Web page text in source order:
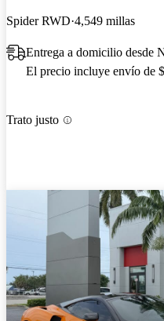
Spider RWD 4,549 millas
Entrega a domicilio desde
El precio incluye envío de
Trato justo